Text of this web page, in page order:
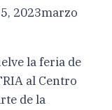
2023marzo
la feria de
al Centro
de la